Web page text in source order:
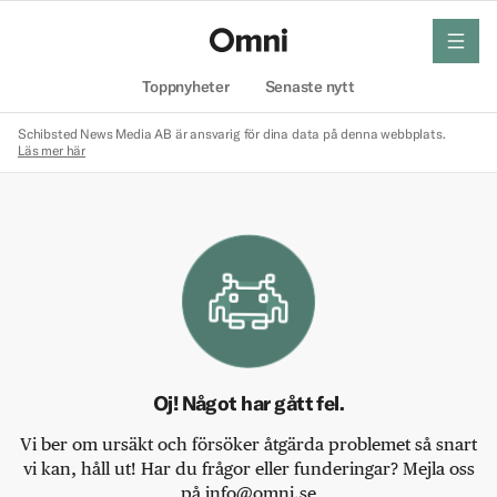
Toppnyheter Senaste nytt
meny
Schibsted News Media AB är ansvarig för dina data på denna webbplats.
Läs mer här
Oj! Något har gått fel.
Vi ber om ursäkt och försöker åtgärda problemet så snart
vi kan, håll ut! Har du frågor eller funderingar? Mejla oss